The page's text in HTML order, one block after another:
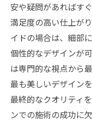
安や疑問があればす
満足度の高い仕上が
イドの場合は、細部
個性的なデザインが
は専門的な視点から
最も美しいデザイン
最終的なクオリティ
ンでの施術の成功に